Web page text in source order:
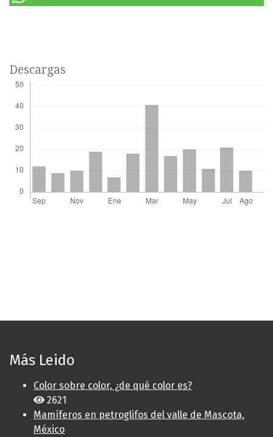
Descargas
Más Leido
Color sobre color, ¿de qué color es?
2621
Mamíferos en petroglifos del valle de Mascota,
México